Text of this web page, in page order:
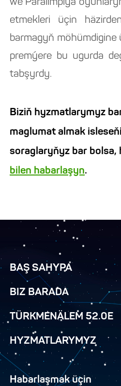
we Paralimpiýa
etmekleri üçin
barmagyň
premýere bu ugurda
tabşyrdy.
Biziň hyzmatlarymyz
maglumat almak
soraglaryňyz bar bolsa,
bilen habarlaşyn.
BAŞ SAHYPA
BIZ BARADA
TÜRKMENÄLEM 52.0E
HYZMATLARYMYZ
Habarlaşmak üçin